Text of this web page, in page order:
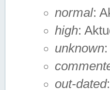
normal:
high:
unknown
out-dated